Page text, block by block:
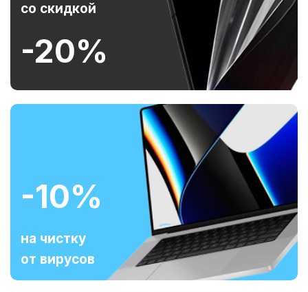
со скидкой
-20%
-10%
на чистку
от вирусов